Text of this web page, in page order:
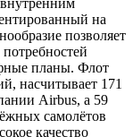
на
позволяет
планы. Флот
насчитывает 171
Airbus, а 59
самолётов
качество